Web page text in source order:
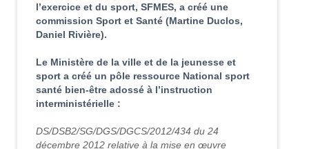
l’exercice et du sport, SFMES, a créé une
commission Sport et Santé (Martine Duclos,
Daniel Rivière).
Le Ministère de la ville et de la jeunesse et
sport a créé un pôle ressource National sport
santé bien-être adossé à l’instruction
interministérielle :
DS/DSB2/SG/DGS/DGCS/2012/434 du 24
décembre 2012 relative à la mise en œuvre